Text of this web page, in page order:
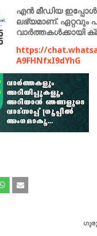
എൻ മീഡിയ
ലഭ്യമാണ്. ഏറ്റവും
വാർത്തകൾക്കായി
https://
A9FHNfxI9dYhG